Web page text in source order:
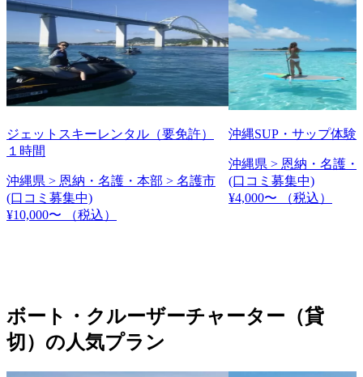
ジェットスキーレンタル（要免許）
１時間
沖縄県 > 恩納・名護・本部 > 名護市
(口コミ募集中)
¥10,000〜
（税込）
沖縄SUP・サップ体験
沖縄県 > 恩納・名護・
(口コミ募集中)
¥4,000〜
（税込）
ボート・クルーザーチャーター（貸
切）の人気プラン